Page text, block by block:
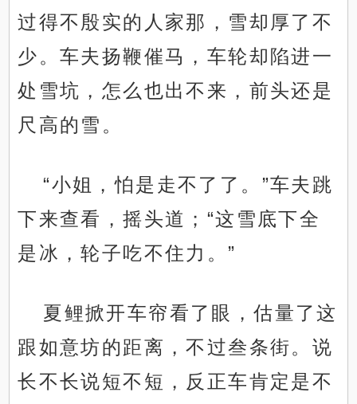
过得不殷实的人家那，雪却厚了不
少。车夫扬鞭催马，车轮却陷进一
处雪坑，怎么也出不来，前头还是
尺高的雪。
“小姐，怕是走不了了。”车夫跳
下来查看，摇头道；“这雪底下全
是冰，轮子吃不住力。”
夏鲤掀开车帘看了眼，估量了这
跟如意坊的距离，不过叁条街。说
长不长说短不短，反正车肯定是不